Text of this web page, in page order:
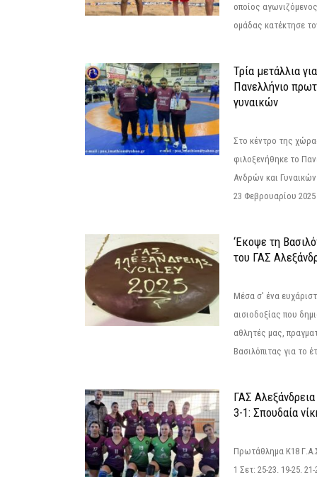
οποίος
ομάδας κατέκτησε
Τρία μετάλλια
Πανελλήνιο
γυναικών
Στο κέντρο της
φιλοξενήθηκε το
Ανδρών και
23 Φεβρουαρίου
‘Εκοψε τη
του ΓΑΣ
Μέσα σ' ένα
αισιοδοξίας που
αθλητές μας,
Βασιλόπιτας για το
ΓΑΣ
3-1: Σπουδαία
Πρωτάθλημα Κ18
1 Σετ: 25-23. 19-25.